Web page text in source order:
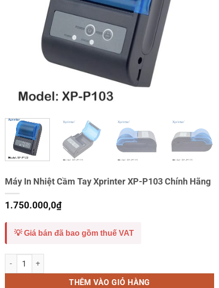
Máy In Nhiệt Cầm Tay Xprinter XP-P103 Chính Hãng
1.750.000,0₫
💡 Giá bán đã bao gồm thuế VAT
Máy In Nhiệt Cầm Tay Xprinter XP-P103 Chính Hãng số lượng
THÊM VÀO GIỎ HÀNG